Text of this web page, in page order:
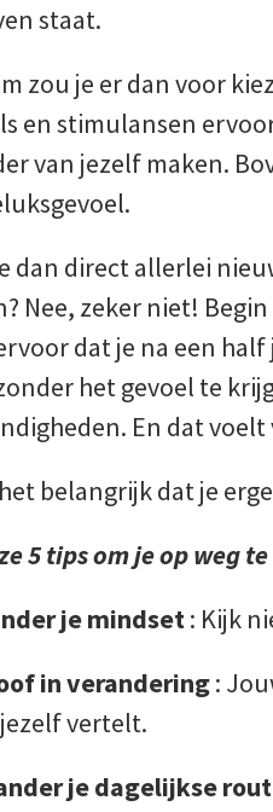
staat.
zou je er dan voor
en stimulansen
van jezelf maken.
dan direct allerlei
Nee, zeker niet!
dat je na een
het gevoel te
En dat
belangrijk dat je
5 tips om je op weg
je mindset: Kijk
in verandering:
vertelt.
je dagelijkse